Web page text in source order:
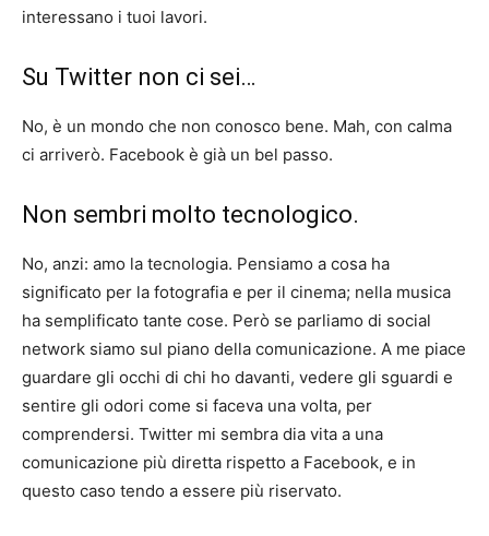
interessano i tuoi lavori.
Su Twitter non ci sei…
No, è un mondo che non conosco bene. Mah, con calma
ci arriverò. Facebook è già un bel passo.
Non sembri molto tecnologico.
No, anzi: amo la tecnologia. Pensiamo a cosa ha
significato per la fotografia e per il cinema; nella musica
ha semplificato tante cose. Però se parliamo di social
network siamo sul piano della comunicazione. A me piace
guardare gli occhi di chi ho davanti, vedere gli sguardi e
sentire gli odori come si faceva una volta, per
comprendersi. Twitter mi sembra dia vita a una
comunicazione più diretta rispetto a Facebook, e in
questo caso tendo a essere più riservato.